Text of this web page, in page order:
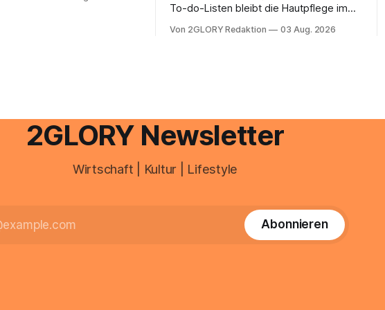
mail adresse mit der Endung
To-do-Listen bleibt die Hautpflege im
schnell abschminken, morgens eine
Unreinheiten. Professionelle
Von 2GLORY Redaktion 03 Aug. 2026
2GLORY Newsletter
Wirtschaft | Kultur | Lifestyle
Abonnieren